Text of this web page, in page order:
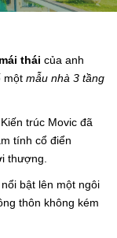
thái của anh
một mẫu nhà 3 tầng
trúc Movic đã
tính cổ điển
thượng.
bật lên một ngôi
thôn không kém